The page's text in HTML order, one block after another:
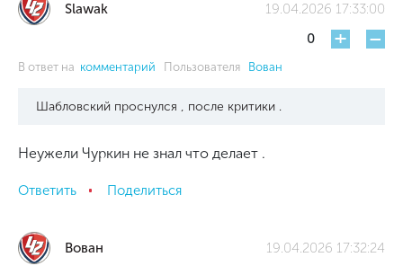
Slawak
19.04.2026 17:33:00
0
+ -
В ответ на комментарий Пользователя Вован
Шабловский проснулся , после критики .
Неужели Чуркин не знал что делает .
Ответить Поделиться
Вован
19.04.2026 17:32:24